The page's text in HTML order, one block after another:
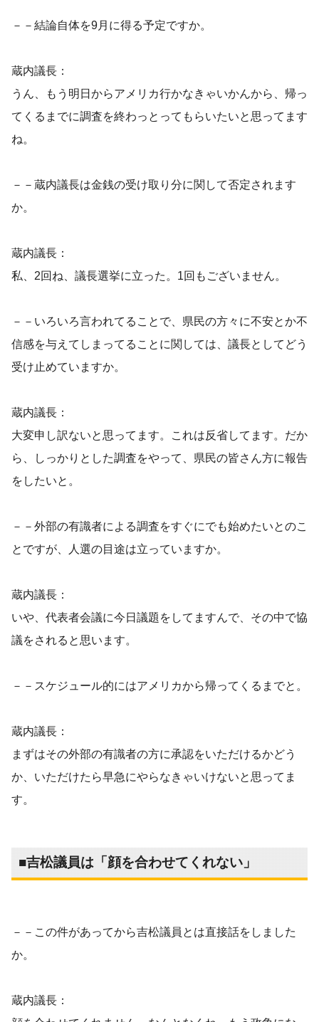
－－結論自体を9月に得る予定ですか。
蔵内議長：
うん、もう明日からアメリカ行かなきゃいかんから、帰っ
てくるまでに調査を終わっとってもらいたいと思ってます
ね。
－－蔵内議長は金銭の受け取り分に関して否定されます
か。
蔵内議長：
私、2回ね、議長選挙に立った。1回もございません。
－－いろいろ言われてることで、県民の方々に不安とか不
信感を与えてしまってることに関しては、議長としてどう
受け止めていますか。
蔵内議長：
大変申し訳ないと思ってます。これは反省してます。だか
ら、しっかりとした調査をやって、県民の皆さん方に報告
をしたいと。
－－外部の有識者による調査をすぐにでも始めたいとのこ
とですが、人選の目途は立っていますか。
蔵内議長：
いや、代表者会議に今日議題をしてますんで、その中で協
議をされると思います。
－－スケジュール的にはアメリカから帰ってくるまでと。
蔵内議長：
まずはその外部の有識者の方に承認をいただけるかどう
か、いただけたら早急にやらなきゃいけないと思ってま
す。
■吉松議員は「顔を合わせてくれない」
－－この件があってから吉松議員とは直接話をしました
か。
蔵内議長：